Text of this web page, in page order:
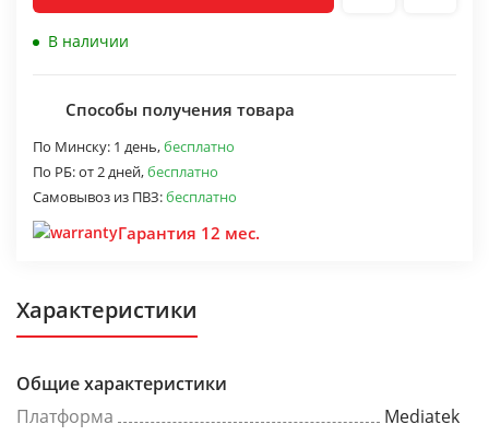
В наличии
Способы получения товара
По Минску: 1 день,бесплатно
По РБ:от 2 дней,бесплатно
Самовывоз из ПВЗ:бесплатно
Гарантия 12 мес.
Характеристики
Общие характеристики
Платформа
Mediatek